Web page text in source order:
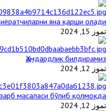
яна қарши олади
تموز 15, 2024
Ҳамдардлик билдирамиз
تموز 12, 2024
масаласи бўлиб қолмоқда
تموز 12, 2024